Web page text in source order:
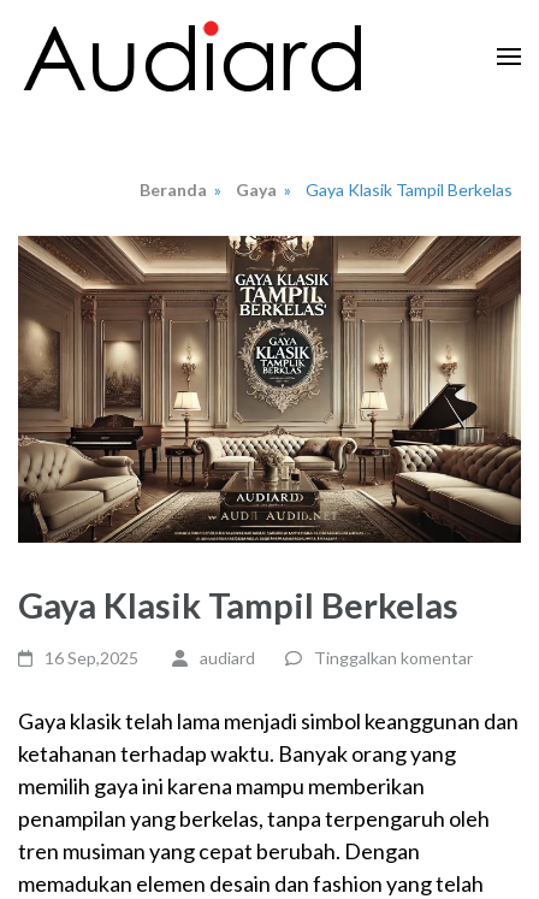
konten
Beranda » Gaya » Gaya Klasik Tampil Berkelas
Gaya Klasik Tampil Berkelas
16 Sep,2025 audiard Tinggalkan komentar
Gaya klasik telah lama menjadi simbol keanggunan dan
ketahanan terhadap waktu. Banyak orang yang
memilih gaya ini karena mampu memberikan
penampilan yang berkelas, tanpa terpengaruh oleh
tren musiman yang cepat berubah. Dengan
memadukan elemen desain dan fashion yang telah